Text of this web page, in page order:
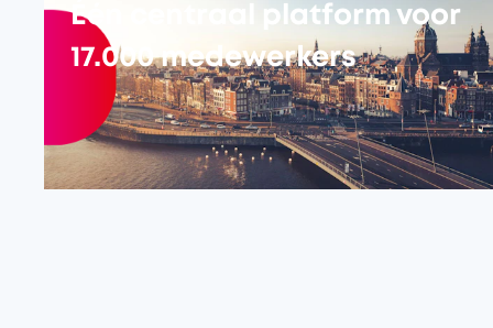
Één centraal platform voor
17.000 medewerkers